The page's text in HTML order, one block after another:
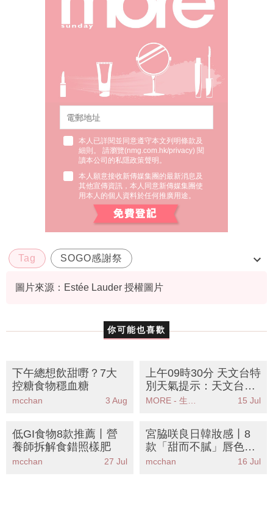
本人已詳閱並同意遵守本文列明條款及
細則。 請瀏覽(nmg.com.hk/privacy) 閱
讀本公司的私隱政策聲明。
本人願意接收新傳媒集團的最新消息及
其他宣傳資訊，本人同意新傳媒集團使
用本人的個人資料於任何推廣用途。
Tag SOGO感謝祭
SOGO Thankful Weeks
圖片來源：Estée Lauder 授權圖片
你可能也喜歡
下午總想飲甜嘢？7大
控糖食物穩血糖
mcchan 3 Aug
上午09時30分 天文台特
別天氣提示：天文台發
出特別天氣提示香港廣
MORE - 生活品味 15 Jul
低GI食物8款推薦丨營
養師拆解食錯照樣肥
mcchan 27 Jul
宮脇咲良日韓妝感丨8
款「甜而不膩」唇色推
薦！彩妝師教路擺脫稚
mcchan 16 Jul